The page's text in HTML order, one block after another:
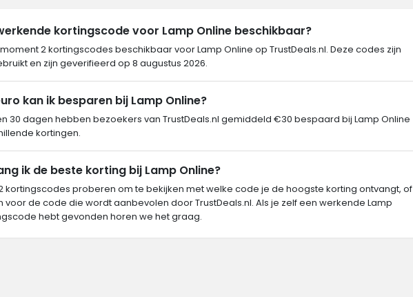
kortingscode voor Lamp Online beschikbaar?
2 kortingscodes beschikbaar voor Lamp Online op TrustDeals.nl. Deze codes zijn
en zijn geverifieerd op 8 augustus 2026.
kan ik besparen bij Lamp Online?
30 dagen hebben bezoekers van TrustDeals.nl gemiddeld €30 bespaard bij Lamp Online
kortingen.
ik de beste korting bij Lamp Online?
kortingscodes proberen om te bekijken met welke code je de hoogste korting ontvangt, of
voor de code die wordt aanbevolen door TrustDeals.nl. Als je zelf een werkende Lamp
hebt gevonden horen we het graag.